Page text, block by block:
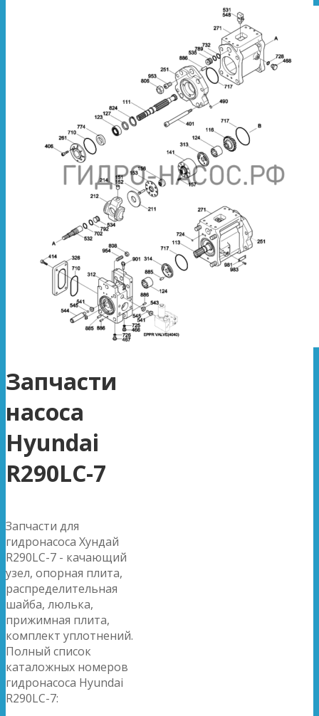
Запчасти
насоса
Hyundai
R290LC-7
Запчасти для
гидронасоса Хундай
R290LC-7 - качающий
узел, опорная плита,
распределительная
шайба, люлька,
прижимная плита,
комплект уплотнений.
Полный список
каталожных номеров
гидронасоса Hyundai
R290LC-7: